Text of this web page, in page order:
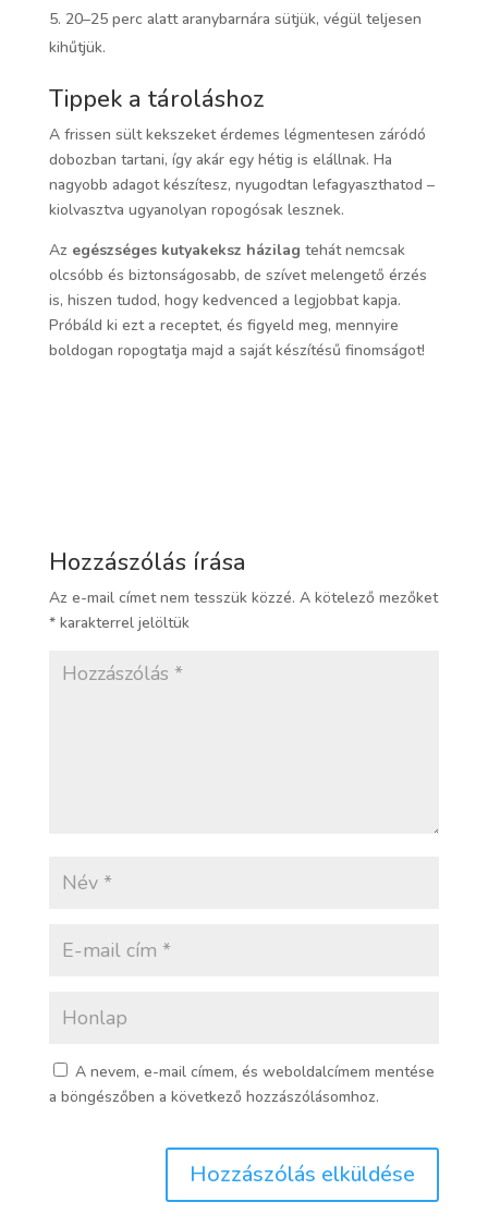
20–25 perc alatt aranybarnára sütjük, végül teljesen
kihűtjük.
Tippek a tároláshoz
A frissen sült kekszeket érdemes légmentesen záródó
dobozban tartani, így akár egy hétig is elállnak. Ha
nagyobb adagot készítesz, nyugodtan lefagyaszthatod –
kiolvasztva ugyanolyan ropogósak lesznek.
Az egészséges kutyakeksz házilag tehát nemcsak
olcsóbb és biztonságosabb, de szívet melengető érzés
is, hiszen tudod, hogy kedvenced a legjobbat kapja.
Próbáld ki ezt a receptet, és figyeld meg, mennyire
boldogan ropogtatja majd a saját készítésű finomságot!
Hozzászólás írása
Az e-mail címet nem tesszük közzé. A kötelező mezőket
*karakterrel jelöltük
A nevem, e-mail címem, és weboldalcímem mentése
a böngészőben a következő hozzászólásomhoz.